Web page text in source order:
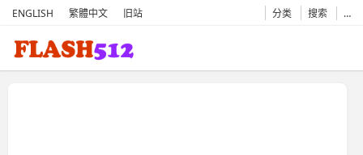
ENGLISH 繁體中文 旧站 分类 搜索 …